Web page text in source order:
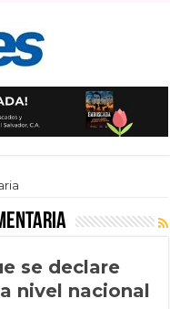
se declare
nivel nacional